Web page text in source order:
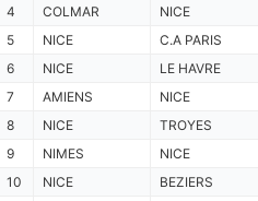
4
COLMAR NICE
5
NICE C.A PARIS
6
NICE LE HAVRE
7
AMIENS NICE
8
NICE TROYES
9
NIMES NICE
10
NICE BEZIERS